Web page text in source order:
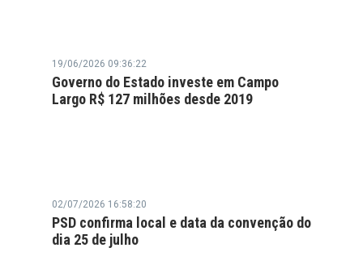
19/06/2026 09:36:22
Governo do Estado investe em Campo
Largo R$ 127 milhões desde 2019
02/07/2026 16:58:20
PSD confirma local e data da convenção do
dia 25 de julho